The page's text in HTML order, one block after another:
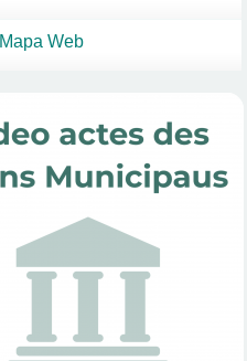
Mapa Web